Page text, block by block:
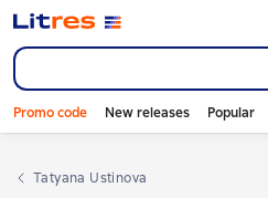
Promo code New releases Popular
Tatyana Ustinova